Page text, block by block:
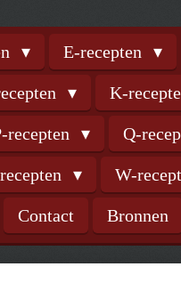
E-recepten
K-
recepten Q-
W-
Contact Bronnen